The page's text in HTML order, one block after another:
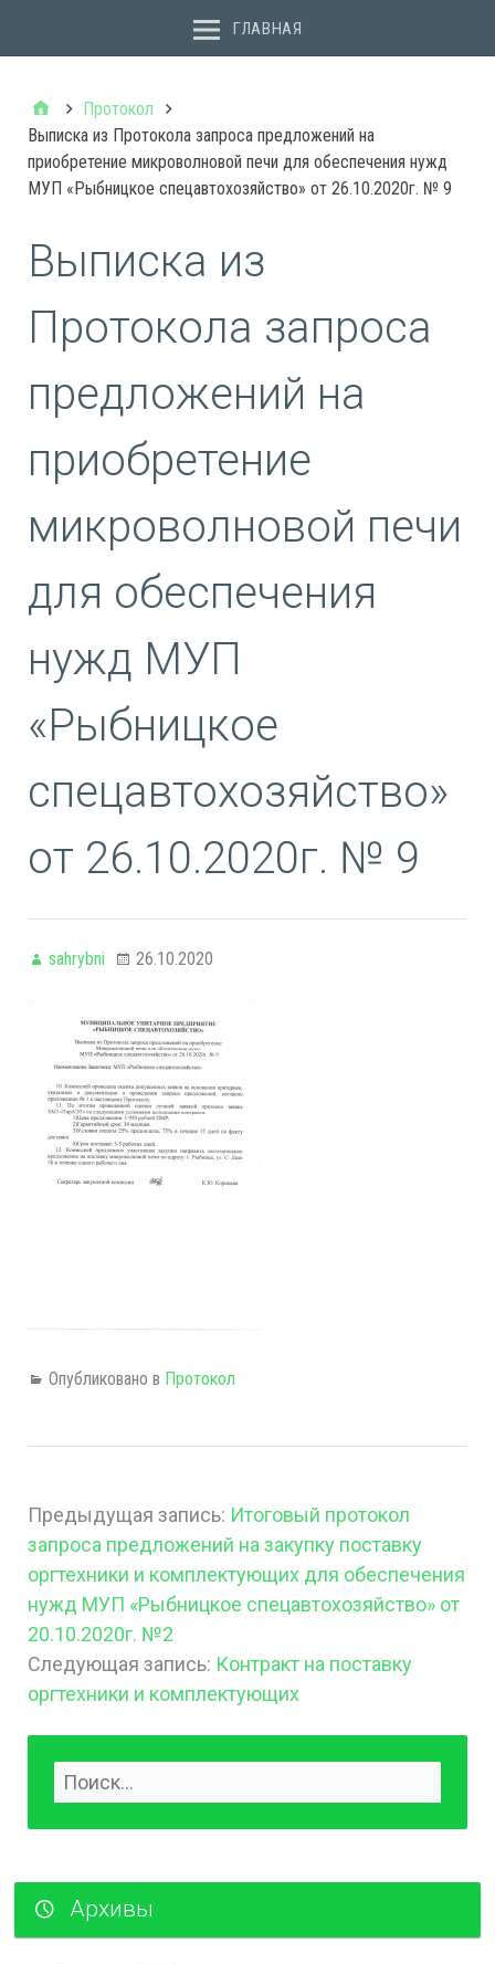
ГЛАВНАЯ
Протокол
Выписка из Протокола запроса предложений на
приобретение микроволновой печи для обеспечения нужд
МУП «Рыбницкое спецавтохозяйство» от 26.10.2020г. № 9
Выписка из
Протокола запроса
предложений на
приобретение
микроволновой печи
для обеспечения
нужд МУП
«Рыбницкое
спецавтохозяйство»
от 26.10.2020г. № 9
sahrybni 26.10.2020
Опубликовано в Протокол
Предыдущая запись: Итоговый протокол
запроса предложений на закупку поставку
оргтехники и комплектующих для обеспечения
нужд МУП «Рыбницкое спецавтохозяйство» от
20.10.2020г. №2
Следующая запись: Контракт на поставку
оргтехники и комплектующих
Архивы